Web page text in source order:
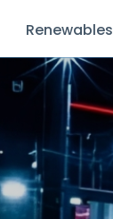
Renewables